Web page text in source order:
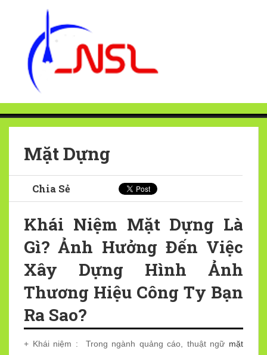
Mặt Dựng
Chia Sẻ
Khái Niệm Mặt Dựng Là
Gì? Ảnh Hưởng Đến Việc
Xây Dựng Hình Ảnh
Thương Hiệu Công Ty Bạn
Ra Sao?
+ Khái niệm : Trong ngành quảng cáo, thuật ngữ mặt